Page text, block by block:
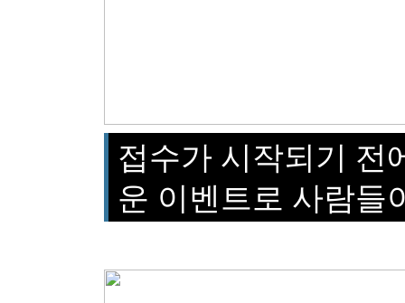
접수가 시작되기 전
운 이벤트로 사람들